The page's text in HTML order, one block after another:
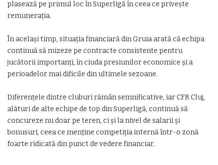
plasează pe primul loc în Superligă în ceea ce privește
remunerația.
În același timp, situația financiară din Gruia arată că echipa
continuă să mizeze pe contracte consistente pentru
jucătorii importanți, în ciuda presiunilor economice și a
perioadelor mai dificile din ultimele sezoane.
Diferențele dintre cluburi rămân semnificative, iar CFR Cluj,
alături de alte echipe de top din Superligă, continuă să
concureze nu doar pe teren, ci și la nivel de salarii și
bonusuri, ceea ce menține competiția internă într-o zonă
foarte ridicată din punct de vedere financiar.